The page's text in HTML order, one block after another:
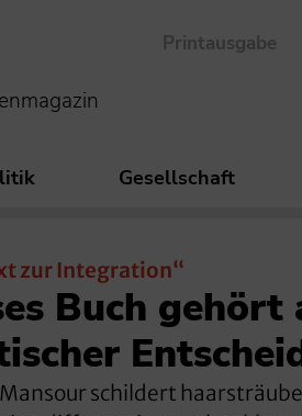
Printausgabe
Gesellschaft
zur Integration“
Buch
schildert